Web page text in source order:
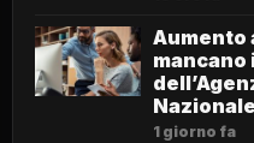
mancano
Nazionale
1 giorno fa